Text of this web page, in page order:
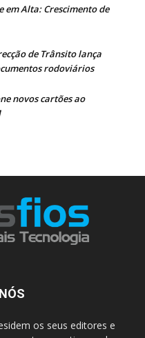
em Alta: Crescimento de
de Trânsito lança
rodoviários
novos cartões ao
os seus editores e